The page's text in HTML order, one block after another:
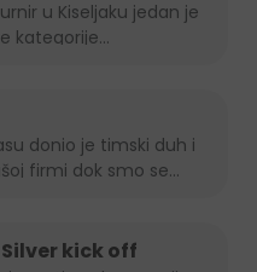
kategorije...
firmi dok smo se...
kick off